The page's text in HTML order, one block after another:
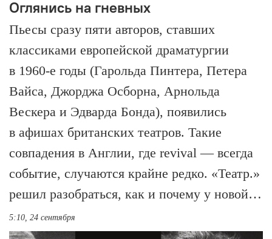
Оглянись на гневных
Пьесы сразу пяти авторов, ставших
классиками европейской драматургии
в 1960-е годы (Гарольда Пинтера, Петера
Вайса, Джорджа Осборна, Арнольда
Вескера и Эдварда Бонда), появились
в афишах британских театров. Такие
совпадения в Англии, где revival — всегда
событие, случаются крайне редко. «Театр.»
решил разобраться, как и почему у новой…
5:10, 24 сентября